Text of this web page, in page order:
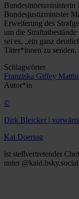
Bundesjustizminister
Erweiterung des
um die
sei es, „ein ganz
Täter*innen zu senden,
Schlagwörter
Franziska Giffey
Autor*in
©
Dirk Bleicker | vorwärts
Kai Doering
ist stellvertretender
unter